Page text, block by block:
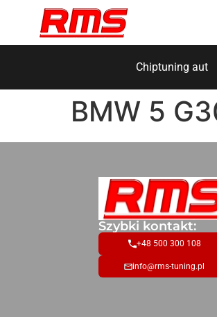
Chiptuning aut
BMW 5
Szybki kontakt:
+48 500 300 108
info@rms-tuning.pl